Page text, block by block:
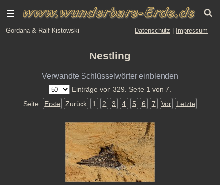
Gordana & Ralf Kistowski Datenschutz Impressum
Nestling
Verwandte Schlüsselwörter einblenden
Einträge von 329. Seite 1 von 7.
Seite: Erste Zurück 1 2 3 4 5 6 7 Vor Letzte